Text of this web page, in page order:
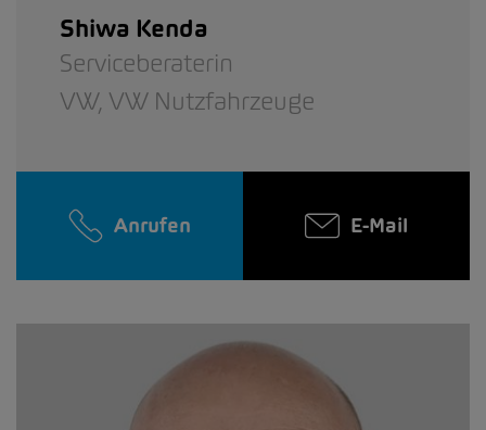
Shiwa Kenda
Serviceberaterin
VW, VW Nutzfahrzeuge
Anrufen E-Mail